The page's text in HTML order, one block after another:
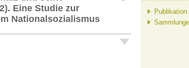
Eine Studie zur
Nationalsozialismus
Publikation